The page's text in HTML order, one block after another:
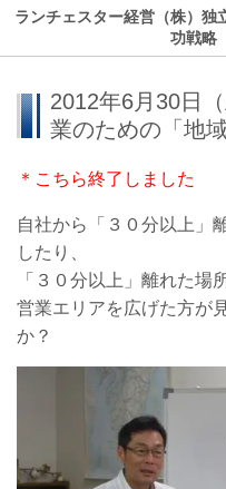
ランチェスター経営（株）独
功戦略
2012年6月30日
業のための「地
＊こちら終了しました
自社から「３０分以上」
したり、
「３０分以上」離れた場
営業エリアを広げた方が
か？